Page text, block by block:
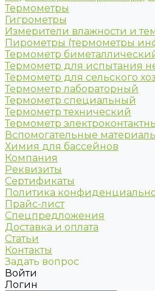
Термометры
Гигрометры
Измерители влажности и
Пирометры (термометры
Термометр
Термометр для испытания
Термометр для сельского
Термометр лабораторный
Термометр специальный
Термометр технический
Термометр
Вспомогательные
Химия для бассейнов
Компания
Реквизиты
Сертификаты
Политика
Прайс-лист
Спецпредложения
Доставка и оплата
Статьи
Контакты
Задать вопрос
Войти
Логин